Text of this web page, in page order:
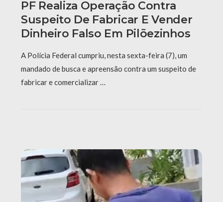
PF Realiza Operação Contra
Suspeito De Fabricar E Vender
Dinheiro Falso Em Pilõezinhos
A Polícia Federal cumpriu, nesta sexta-feira (7), um
mandado de busca e apreensão contra um suspeito de
fabricar e comercializar …